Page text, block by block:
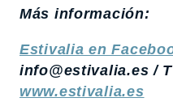
Más información:
Estivalia en
info@estivalia.es / T
www.estivalia.es